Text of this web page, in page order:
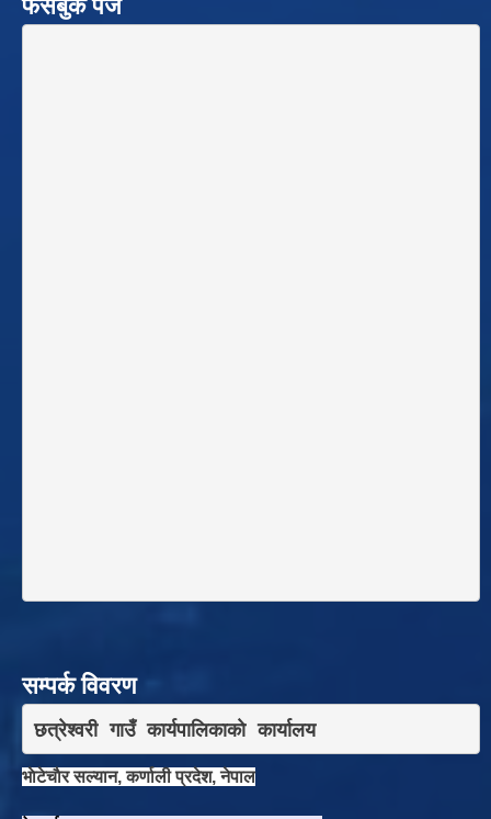
फेसबुक पेज
सम्पर्क विवरण
छत्रेश्वरी गाउँ कार्यपालिकाकाे कार्यालय
भाेटेचाैर सल्यान, कर्णाली प्रदेश, नेपाल